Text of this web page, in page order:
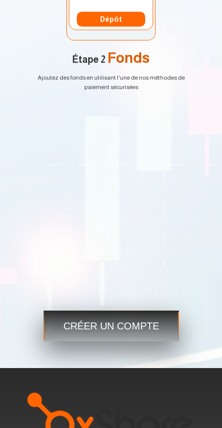
Dépôt
Étape 2 Fonds
Ajoutez des fonds en utilisant l'une de nos méthodes de
paiement sécurisées
Étape 3Commerce
CRÉER UN COMPTE